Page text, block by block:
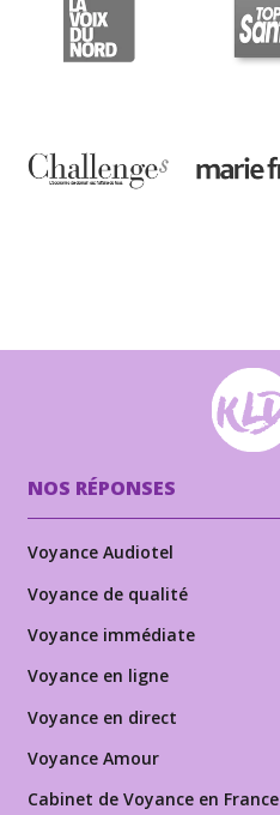
NOS RÉPONSES
Voyance Audiotel
Voyance de qualité
Voyance immédiate
Voyance en ligne
Voyance en direct
Voyance Amour
Cabinet de Voyance en France